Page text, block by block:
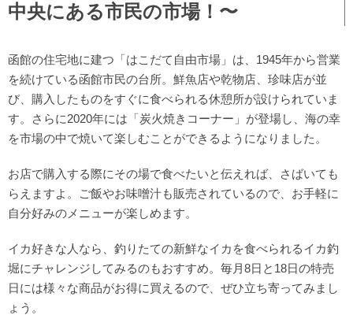
中央にある市民の市場！〜
函館の住宅地に建つ「はこだて自由市場」は、1945年から営業
を続けている函館市民の台所。鮮魚店や乾物店、珍味店が並
び、購入したものをすぐに食べられる休憩所が設けられていま
す。さらに2020年には「炭火焼きコーナー」が登場し、海の幸
を市場の中で焼いて楽しむことができるようになりました。
お店で購入する際にその場で食べたいと伝えれば、さばいても
らえますよ。ご飯やお味噌汁も販売されているので、お手軽に
自分好みのメニューが楽しめます。
イカ好きな人なら、釣りたての新鮮なイカを食べられるイカ釣
堀にチャレンジしてみるのもおすすめ。毎月8日と18日の特売
日には様々な商品がお得に買えるので、ぜひ立ち寄ってみまし
ょう。